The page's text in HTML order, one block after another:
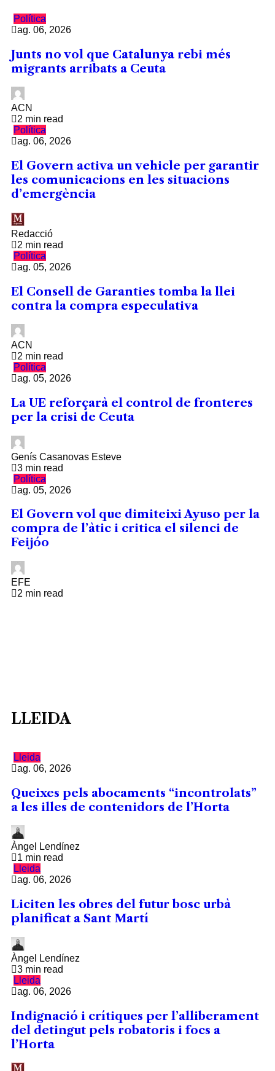
Política
ag. 06, 2026
Junts no vol que Catalunya rebi més
migrants arribats a Ceuta
ACN
2 min read
Política
ag. 06, 2026
El Govern activa un vehicle per garantir
les comunicacions en les situacions
d’emergència
Redacció
2 min read
Política
ag. 05, 2026
El Consell de Garanties tomba la llei
contra la compra especulativa
ACN
2 min read
Política
ag. 05, 2026
La UE reforçarà el control de fronteres
per la crisi de Ceuta
Genís Casanovas Esteve
3 min read
Política
ag. 05, 2026
El Govern vol que dimiteixi Ayuso per la
compra de l’àtic i critica el silenci de
Feijóo
EFE
2 min read
LLEIDA
Lleida
ag. 06, 2026
Queixes pels abocaments “incontrolats”
a les illes de contenidors de l’Horta
Àngel Lendínez
1 min read
Lleida
ag. 06, 2026
Liciten les obres del futur bosc urbà
planificat a Sant Martí
Àngel Lendínez
3 min read
Lleida
ag. 06, 2026
Indignació i crítiques per l’alliberament
del detingut pels robatoris i focs a
l’Horta